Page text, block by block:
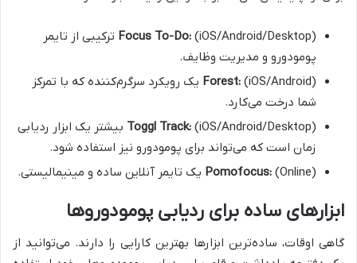
Focus To-Do: (iOS/Android/Desktop) ترکیبی از تایمر
پومودورو و مدیریت وظایف.
Forest: (iOS/Android) یک رویکرد سرگرم‌کننده که با تمرکز
شما درخت می‌کارد.
Toggl Track: (iOS/Android/Desktop) بیشتر یک ابزار ردیابی
زمان است که می‌تواند برای پومودورو نیز استفاده شود.
Pomofocus: (Online) یک تایمر آنلاین ساده و مینیمالیستی.
ابزارهای ساده برای ردیابی پومودوروها
گاهی اوقات، ساده‌ترین ابزارها بهترین کارایی را دارند. می‌توانید از